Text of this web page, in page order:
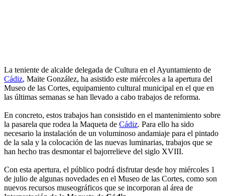
La teniente de alcalde delegada de Cultura en el Ayuntamiento de
Cádiz, Maite González, ha asistido este miércoles a la apertura del
Museo de las Cortes, equipamiento cultural municipal en el que en
las últimas semanas se han llevado a cabo trabajos de reforma.
En concreto, estos trabajos han consistido en el mantenimiento sobre
la pasarela que rodea la Maqueta de Cádiz. Para ello ha sido
necesario la instalación de un voluminoso andamiaje para el pintado
de la sala y la colocación de las nuevas luminarias, trabajos que se
han hecho tras desmontar el bajorrelieve del siglo XVIII.
Con esta apertura, el público podrá disfrutar desde hoy miércoles 1
de julio de algunas novedades en el Museo de las Cortes, como son
nuevos recursos museográficos que se incorporan al área de